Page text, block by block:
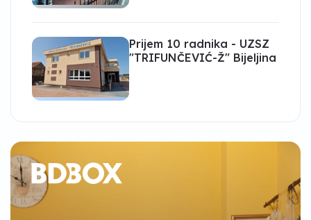
Prijem 10 radnika - UZSZ
"TRIFUNČEVIĆ-Ž" Bijeljina